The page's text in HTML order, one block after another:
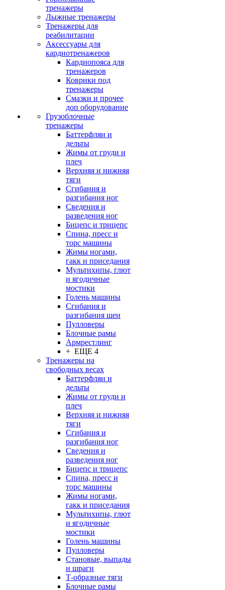
тренажеры
Лыжные тренажеры
Тренажеры для
реабилитации
Аксессуары для
кардиотренажеров
Кардиопояса для
тренажеров
Коврики под
тренажеры
Смазки и прочее
доп оборудование
Грузоблочные
тренажеры
Баттерфляи и
дельты
Жимы от груди и
плеч
Верхняя и нижняя
тяги
Сгибания и
разгибания ног
Сведения и
разведения ног
Бицепс и трицепс
Спина, пресс и
торс машины
Жимы ногами,
гакк и приседания
Мультихипы, глют
и ягодичные
мостики
Голень машины
Сгибания и
разгибания шеи
Пулловеры
Блочные рамы
Армрестлинг
+ ЕЩЕ 4
Тренажеры на
свободных весах
Баттерфляи и
дельты
Жимы от груди и
плеч
Верхняя и нижняя
тяги
Сгибания и
разгибания ног
Сведения и
разведения ног
Бицепс и трицепс
Спина, пресс и
торс машины
Жимы ногами,
гакк и приседания
Мультихипы, глют
и ягодичные
мостики
Голень машины
Пулловеры
Становые, выпады
и шраги
Т-образные тяги
Блочные рамы